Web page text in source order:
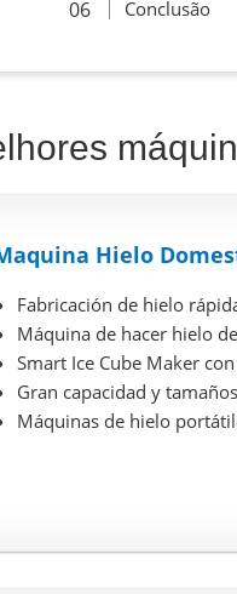
Conclusão
Hielo
Fabricación de hielo
Máquina de hacer hielo
Smart Ice Cube Maker
Gran capacidad y
Máquinas de hielo